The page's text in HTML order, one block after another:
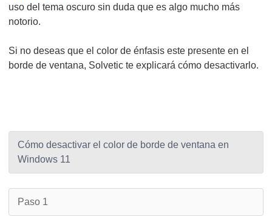
uso del tema oscuro sin duda que es algo mucho más
notorio.
Si no deseas que el color de énfasis este presente en el
borde de ventana, Solvetic te explicará cómo desactivarlo.
Cómo desactivar el color de borde de ventana en
Windows 11
Paso 1